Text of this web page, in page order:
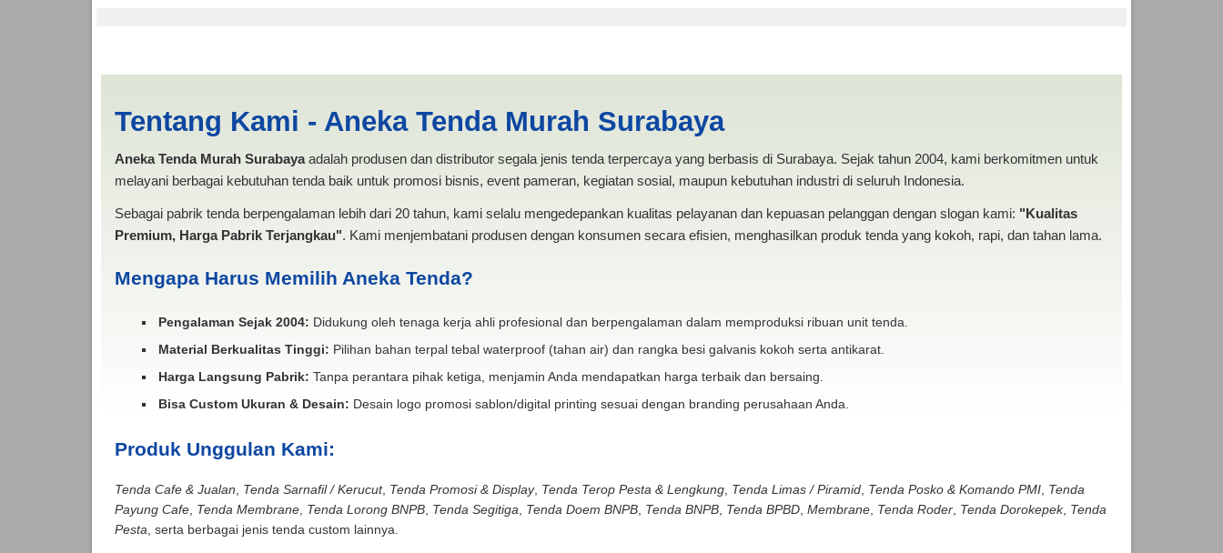
Tentang Kami - Aneka Tenda Murah Surabaya
Aneka Tenda Murah Surabayaadalah produsen dan distributor segala jenis tenda terpercaya yang berbasis di Surabaya. Sejak tahun 2004, kami berkomitmen untuk
melayani berbagai kebutuhan tenda baik untuk promosi bisnis, event pameran, kegiatan sosial, maupun kebutuhan industri di seluruh Indonesia.
Sebagai pabrik tenda berpengalaman lebih dari 20 tahun, kami selalu mengedepankan kualitas pelayanan dan kepuasan pelanggan dengan slogan kami: "Kualitas
Premium, Harga Pabrik Terjangkau". Kami menjembatani produsen dengan konsumen secara efisien, menghasilkan produk tenda yang kokoh, rapi, dan tahan lama.
Mengapa Harus Memilih Aneka Tenda?
Pengalaman Sejak 2004: Didukung oleh tenaga kerja ahli profesional dan berpengalaman dalam memproduksi ribuan unit tenda.
Material Berkualitas Tinggi: Pilihan bahan terpal tebal waterproof (tahan air) dan rangka besi galvanis kokoh serta antikarat.
Harga Langsung Pabrik: Tanpa perantara pihak ketiga, menjamin Anda mendapatkan harga terbaik dan bersaing.
Bisa Custom Ukuran & Desain: Desain logo promosi sablon/digital printing sesuai dengan branding perusahaan Anda.
Produk Unggulan Kami:
Tenda Cafe & Jualan Tenda Sarnafil / Kerucut, Tenda Promosi & Display, Tenda Terop Pesta & Lengkung, Tenda Limas / Piramid, Tenda Posko & Komando PMI, Tenda
Payung Cafe, Tenda Membrane, Tenda Lorong BNPB, Tenda Segitiga Tenda Doem BNPB, Tenda BNPB, Tenda BPBD, Membrane, Tenda Roder, Tenda Dorokepek, Tenda
Pesta , serta berbagai jenis tenda custom lainnya.